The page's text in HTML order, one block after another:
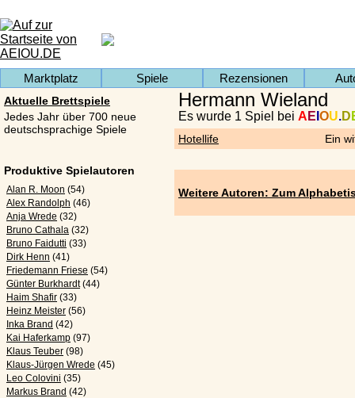
Marktplatz Spiele Rezensionen
Aktuelle Brettspiele
Jedes Jahr über 700 neue
deutschsprachige Spiele
Produktive Spielautoren
Alan R. Moon (54)
Alex Randolph (46)
Anja Wrede (32)
Bruno Cathala (32)
Bruno Faidutti (33)
Dirk Henn (41)
Friedemann Friese (54)
Günter Burkhardt (44)
Haim Shafir (33)
Heinz Meister (56)
Inka Brand (42)
Kai Haferkamp (97)
Klaus Teuber (98)
Klaus-Jürgen Wrede (45)
Leo Colovini (35)
Markus Brand (42)
Hermann Wieland
Es wurde 1 Spiel bei A E OU.D
Hotellife Ein
Weitere Autoren: Zum